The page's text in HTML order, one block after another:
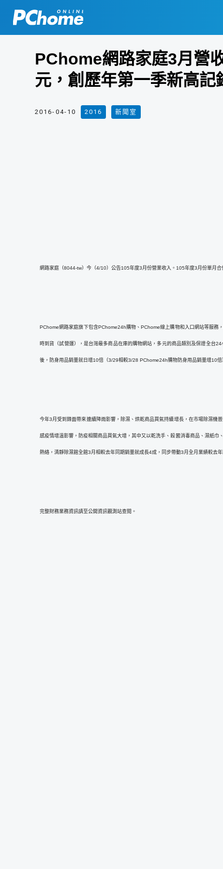
PChome網路家庭3月營
元，創歷年第一季新高記
2016-04-10 2016 新聞室
網路家庭（8044-tw）今（4/10）公告105年度3月份營業收入。105年度3月份單月
PChome網路家庭旗下包含PChome24h購物、PChome線上購物和入口網站等服
時到貨（試營運），是台灣最多商品在庫的購物網站，多元的商品類別及保證全台
後，防身用品銷量就日增10倍（3/29相較3/28 PChome24h購物防身用品銷量增10倍
今年3月受到鋒面帶來連續降雨影響，除濕、烘乾商品買氣持續增長，在市場除濕
感疫情增溫影響，防疫相關商品買氣大增，其中又以乾洗手、殺菌消毒商品、濕紙
熱絡，清靜除濕館全館3月相較去年同期銷量就成長4成，同步帶動3月全月業績較去
完整財務業務資訊請至公開資訊觀測站查閱。